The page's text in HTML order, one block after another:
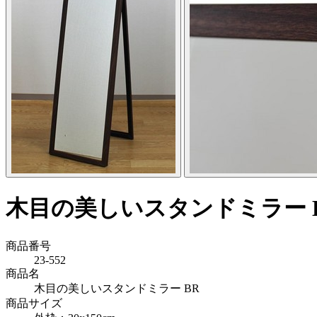
木目の美しいスタンドミラー
商品番号
23-552
商品名
木目の美しいスタンドミラー BR
商品サイズ